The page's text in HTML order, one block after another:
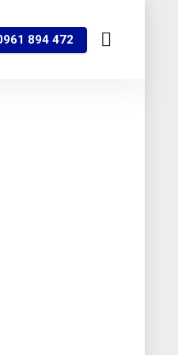
894 472